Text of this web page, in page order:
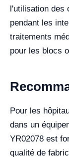
l'utilisation des
pendant les
traitements
pour les blocs
Pour les
dans un
YR02078 est
qualité de